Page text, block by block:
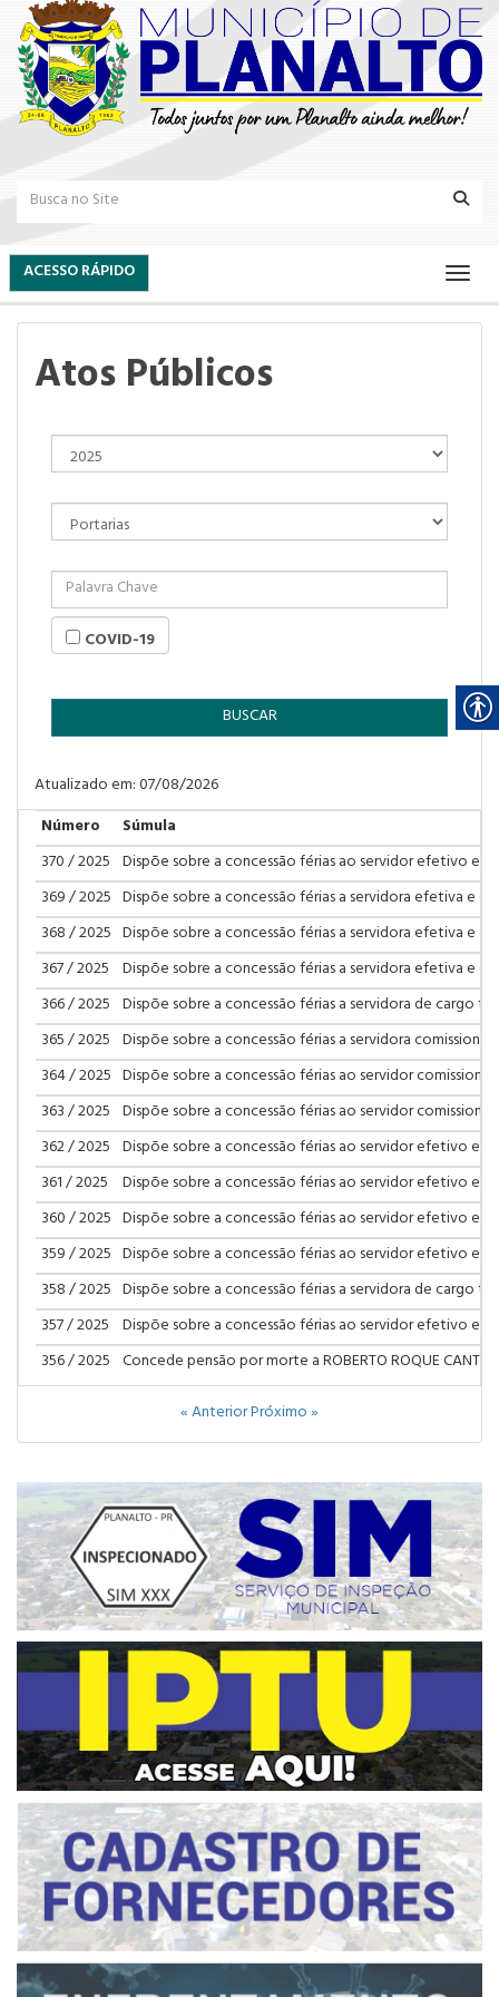
ACESSO RÁPIDO
Atos Públicos
COVID-19
BUSCAR
Atualizado em: 07/08/2026
Número
Súmula
370 / 2025 Dispõe sobre a concessão férias ao servidor efetivo e
369 / 2025 Dispõe sobre a concessão férias a servidora efetiva e
368 / 2025 Dispõe sobre a concessão férias a servidora efetiva e
367 / 2025 Dispõe sobre a concessão férias a servidora efetiva e
366 / 2025 Dispõe sobre a concessão férias a servidora de cargo
365 / 2025 Dispõe sobre a concessão férias a servidora
364 / 2025 Dispõe sobre a concessão férias ao servidor
363 / 2025 Dispõe sobre a concessão férias ao servidor
362 / 2025 Dispõe sobre a concessão férias ao servidor efetivo e
361 / 2025 Dispõe sobre a concessão férias ao servidor efetivo e
360 / 2025 Dispõe sobre a concessão férias ao servidor efetivo e
359 / 2025 Dispõe sobre a concessão férias ao servidor efetivo e
358 / 2025 Dispõe sobre a concessão férias a servidora de cargo
357 / 2025 Dispõe sobre a concessão férias ao servidor efetivo e
356 / 2025 Concede pensão por morte a ROBERTO ROQUE CANTO
« AnteriorPróximo »